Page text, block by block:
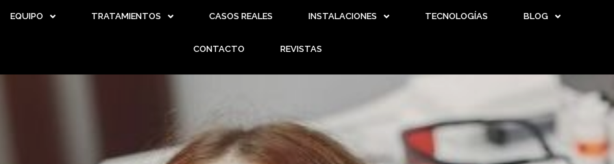
EQUIPO TRATAMIENTOS CASOS REALES INSTALACIONES TECNOLOGÍAS BLOG
CONTACTO REVISTAS